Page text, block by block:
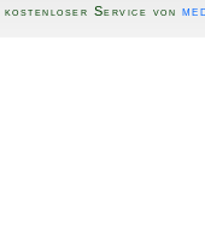
Service von